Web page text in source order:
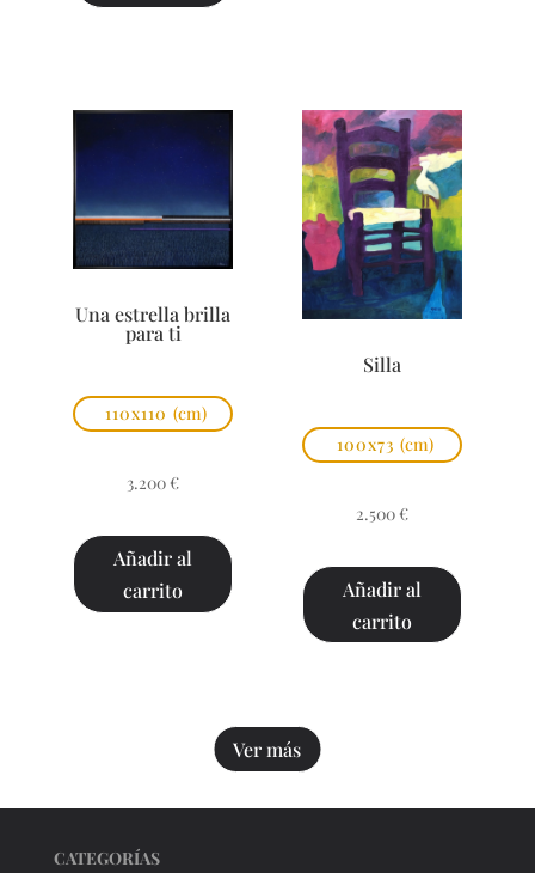
Una estrella brilla
para ti
110x110 (cm)
3.200 €
Añadir al
carrito
Silla
100x73 (cm)
2.500 €
Añadir al
carrito
Ver más
CATEGORÍAS